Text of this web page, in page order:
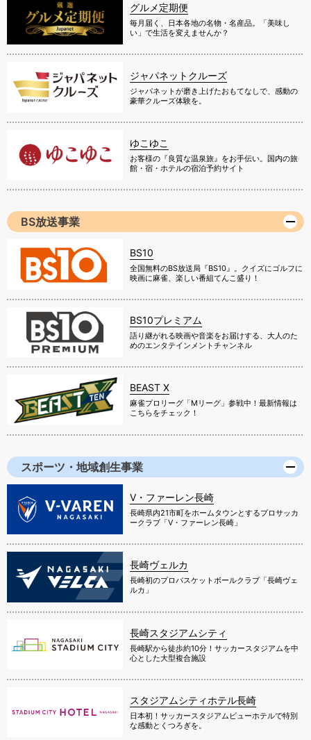
グルメ定期便
毎月届く、日本各地の名物・名産品。「美味し
い」で生活を変えませんか？
ジャパネットクルーズ
ジャパネットが磨き上げたおもてなしで、感動の
豪華クルーズ体験を。
ゆこゆこ
お客様の『良質な温泉旅』をお手伝い。国内の旅
館・宿・ホテルの宿泊予約サイト
BS放送事業
BS10
全国無料のBS放送局『BS10』。クイズにゴルフに
映画に麻雀、楽しい番組てんこ盛り！
BS10プレミアム
語り継がれる映画や音楽をお届けする、大人のた
めのエンタテインメントチャンネル
BEAST X
麻雀プロリーグ「Mリーグ」参戦中！最新情報は
こちらをチェック！
スポーツ・地域創生事業
V・ファーレン長崎
長崎県内21市町をホームタウンとするプロサッカ
ークラブ「V・ファーレン長崎」
長崎ヴェルカ
長崎初のプロバスケットボールクラブ「長崎ヴェ
ルカ」
長崎スタジアムシティ
長崎駅から徒歩約10分！サッカースタジアムを中
心とした大型複合施設
スタジアムシティホテル長崎
日本初！サッカースタジアムビューホテルで特別
な感動とくつろぎを。